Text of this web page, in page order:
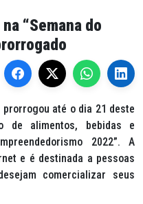
“Semana do
até o dia 21 deste
de alimentos, bebidas e
2022”. A
e é destinada a pessoas
comercializar seus